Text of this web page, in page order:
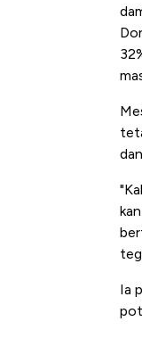
Ia